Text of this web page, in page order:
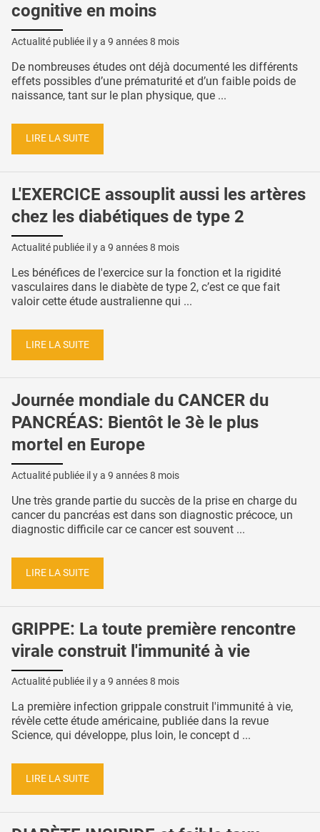
cognitive en moins
Actualité publiée il y a 9 années 8 mois
De nombreuses études ont déjà documenté les différents
effets possibles d’une prématurité et d’un faible poids de
naissance, tant sur le plan physique, que ...
LIRE LA SUITE
L'EXERCICE assouplit aussi les artères
chez les diabétiques de type 2
Actualité publiée il y a 9 années 8 mois
Les bénéfices de l'exercice sur la fonction et la rigidité
vasculaires dans le diabète de type 2, c’est ce que fait
valoir cette étude australienne qui ...
LIRE LA SUITE
Journée mondiale du CANCER du
PANCRÉAS: Bientôt le 3è le plus
mortel en Europe
Actualité publiée il y a 9 années 8 mois
Une très grande partie du succès de la prise en charge du
cancer du pancréas est dans son diagnostic précoce, un
diagnostic difficile car ce cancer est souvent ...
LIRE LA SUITE
GRIPPE: La toute première rencontre
virale construit l'immunité à vie
Actualité publiée il y a 9 années 8 mois
La première infection grippale construit l'immunité à vie,
révèle cette étude américaine, publiée dans la revue
Science, qui développe, plus loin, le concept d ...
LIRE LA SUITE